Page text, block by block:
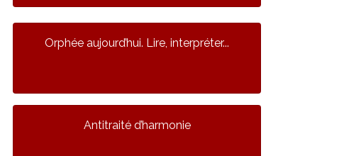
Orphée aujourd’hui. Lire, interpréter...
Antitraité d’harmonie